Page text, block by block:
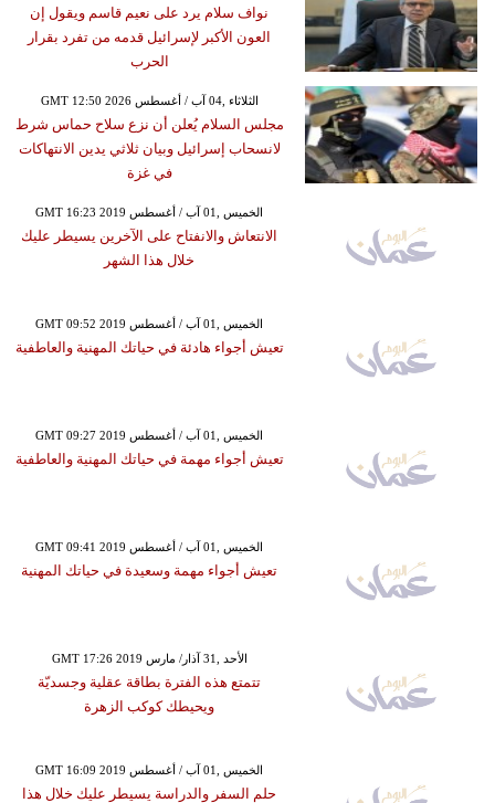
نواف سلام يرد على نعيم قاسم ويقول إن
العون الأكبر لإسرائيل قدمه من تفرد بقرار
الحرب
GMT 12:50 2026 الثلاثاء ,04 آب / أغسطس
مجلس السلام يُعلن أن نزع سلاح حماس شرط
لانسحاب إسرائيل وبيان ثلاثي يدين الانتهاكات
في غزة
GMT 16:23 2019 الخميس ,01 آب / أغسطس
الانتعاش والانفتاح على الآخرين يسيطر عليك
خلال هذا الشهر
GMT 09:52 2019 الخميس ,01 آب / أغسطس
تعيش أجواء هادئة في حياتك المهنية والعاطفية
GMT 09:27 2019 الخميس ,01 آب / أغسطس
تعيش أجواء مهمة في حياتك المهنية والعاطفية
GMT 09:41 2019 الخميس ,01 آب / أغسطس
تعيش أجواء مهمة وسعيدة في حياتك المهنية
GMT 17:26 2019 الأحد ,31 آذار/ مارس
تتمتع هذه الفترة بطاقة عقلية وجسديّة
ويحيطك كوكب الزهرة
GMT 16:09 2019 الخميس ,01 آب / أغسطس
حلم السفر والدراسة يسيطر عليك خلال هذا